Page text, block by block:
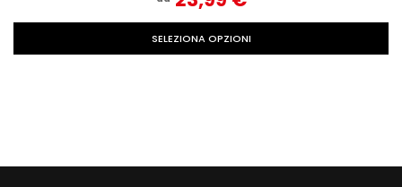
SELEZIONA OPZIONI